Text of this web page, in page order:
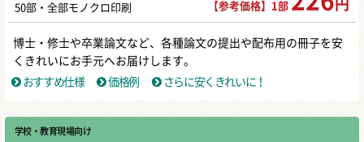
50部・全部モノクロ印刷
【参考価格】1部 円
博士・修士や卒業論文など、各種論文の提出や配布用の冊子を安
くきれいにお手元へお届けします。
おすすめ仕様
価格例 さらに安くきれいに！
学校・教育現場向け